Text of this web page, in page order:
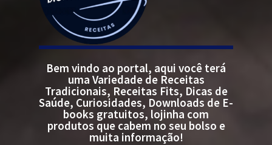
Bem vindo ao portal, aqui você terá
uma Variedade de Receitas
Tradicionais, Receitas Fits, Dicas de
Saúde, Curiosidades, Downloads de E-
books gratuitos, lojinha com
produtos que cabem no seu bolso e
muita informação!